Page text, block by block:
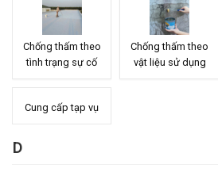
Chống thấm theo
tình trạng sự cố
Chống thấm theo
vật liệu sử dụng
Cung cấp tạp vụ
D